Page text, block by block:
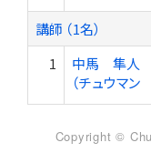
講師 （1名）
1
中馬 隼人
（チュウマン
Copyright ©